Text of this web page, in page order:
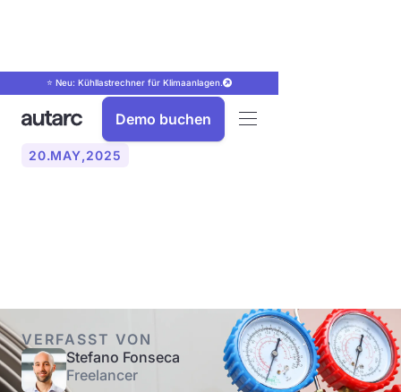
⭐ Neu: Kühllastrechner für Klimaanlagen.
Demo buchen
20.MAY,2025
VERFASST VON
Stefano Fonseca
Freelancer